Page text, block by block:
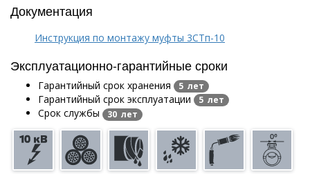
Документация
Инструкция по монтажу муфты 3СТп-10
Эксплуатационно-гарантийные сроки
Гарантийный срок хранения 5 лет
Гарантийный срок эксплуатации 5 лет
Срок службы 30 лет